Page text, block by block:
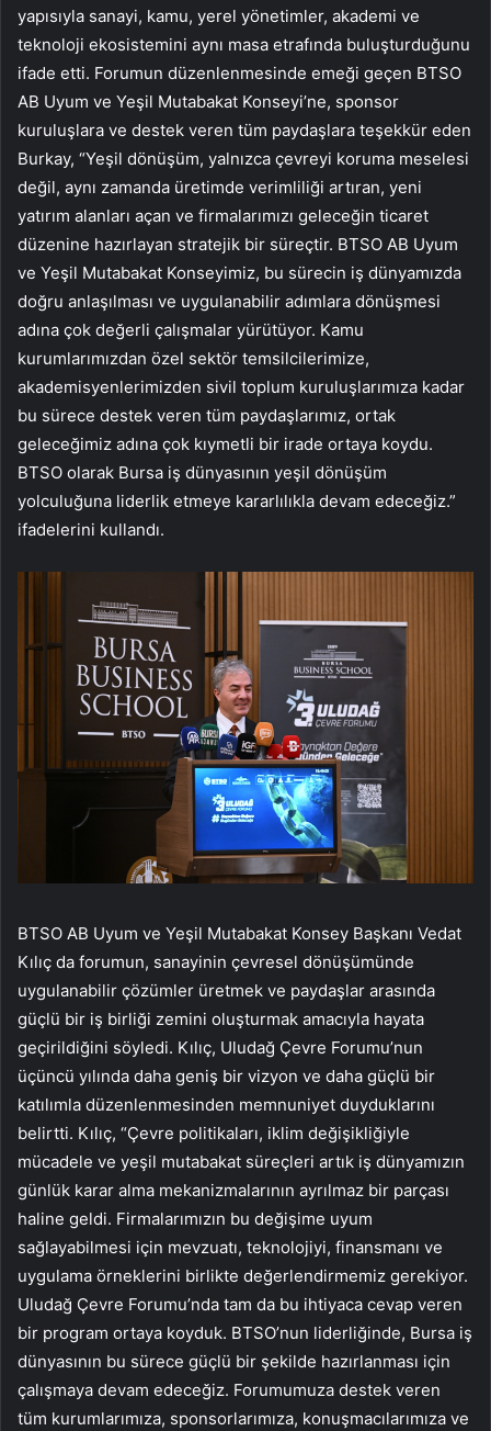
yapısıyla sanayi, kamu, yerel yönetimler, akademi ve
teknoloji ekosistemini aynı masa etrafında buluşturduğunu
ifade etti. Forumun düzenlenmesinde emeği geçen BTSO
AB Uyum ve Yeşil Mutabakat Konseyi’ne, sponsor
kuruluşlara ve destek veren tüm paydaşlara teşekkür eden
Burkay, “Yeşil dönüşüm, yalnızca çevreyi koruma meselesi
değil, aynı zamanda üretimde verimliliği artıran, yeni
yatırım alanları açan ve firmalarımızı geleceğin ticaret
düzenine hazırlayan stratejik bir süreçtir. BTSO AB Uyum
ve Yeşil Mutabakat Konseyimiz, bu sürecin iş dünyamızda
doğru anlaşılması ve uygulanabilir adımlara dönüşmesi
adına çok değerli çalışmalar yürütüyor. Kamu
kurumlarımızdan özel sektör temsilcilerimize,
akademisyenlerimizden sivil toplum kuruluşlarımıza kadar
bu sürece destek veren tüm paydaşlarımız, ortak
geleceğimiz adına çok kıymetli bir irade ortaya koydu.
BTSO olarak Bursa iş dünyasının yeşil dönüşüm
yolculuğuna liderlik etmeye kararlılıkla devam edeceğiz.”
ifadelerini kullandı.
BTSO AB Uyum ve Yeşil Mutabakat Konsey Başkanı Vedat
Kılıç da forumun, sanayinin çevresel dönüşümünde
uygulanabilir çözümler üretmek ve paydaşlar arasında
güçlü bir iş birliği zemini oluşturmak amacıyla hayata
geçirildiğini söyledi. Kılıç, Uludağ Çevre Forumu’nun
üçüncü yılında daha geniş bir vizyon ve daha güçlü bir
katılımla düzenlenmesinden memnuniyet duyduklarını
belirtti. Kılıç, “Çevre politikaları, iklim değişikliğiyle
mücadele ve yeşil mutabakat süreçleri artık iş dünyamızın
günlük karar alma mekanizmalarının ayrılmaz bir parçası
haline geldi. Firmalarımızın bu değişime uyum
sağlayabilmesi için mevzuatı, teknolojiyi, finansmanı ve
uygulama örneklerini birlikte değerlendirmemiz gerekiyor.
Uludağ Çevre Forumu’nda tam da bu ihtiyaca cevap veren
bir program ortaya koyduk. BTSO’nun liderliğinde, Bursa iş
dünyasının bu sürece güçlü bir şekilde hazırlanması için
çalışmaya devam edeceğiz. Forumumuza destek veren
tüm kurumlarımıza, sponsorlarımıza, konuşmacılarımıza ve